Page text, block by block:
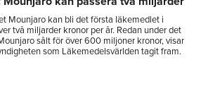
Mounjaro kan bli det första läkemedlet i
två miljarder kronor per år. Redan under det
sålt för över 600 miljoner kronor, visar
som Läkemedelsvärlden tagit fram.